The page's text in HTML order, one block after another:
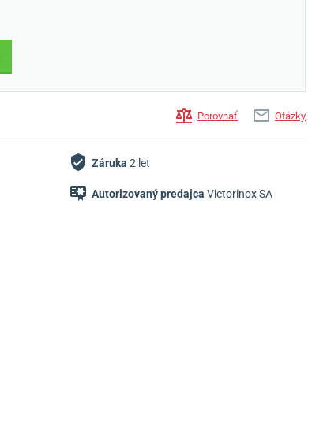
Porovnať Otázky
Záruka 2 let
Autorizovaný predajca Victorinox SA